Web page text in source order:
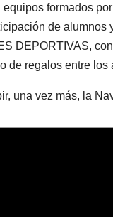
formados
de alumnos
DEPORTIVAS,
de regalos entre los
una vez más, la